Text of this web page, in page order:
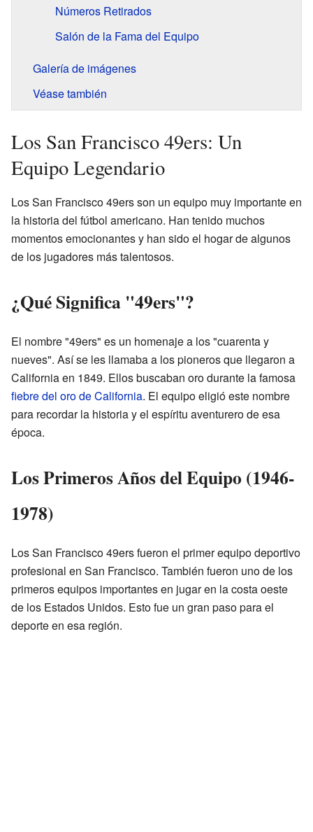
Números Retirados
Salón de la Fama del Equipo
Galería de imágenes
Véase también
Los San Francisco 49ers: Un
Equipo Legendario
Los San Francisco 49ers son un equipo muy importante en
la historia del fútbol americano. Han tenido muchos
momentos emocionantes y han sido el hogar de algunos
de los jugadores más talentosos.
¿Qué Significa "49ers"?
El nombre "49ers" es un homenaje a los "cuarenta y
nueves". Así se les llamaba a los pioneros que llegaron a
California en 1849. Ellos buscaban oro durante la famosa
fiebre del oro de California. El equipo eligió este nombre
para recordar la historia y el espíritu aventurero de esa
época.
Los Primeros Años del Equipo (1946-
1978)
Los San Francisco 49ers fueron el primer equipo deportivo
profesional en San Francisco. También fueron uno de los
primeros equipos importantes en jugar en la costa oeste
de los Estados Unidos. Esto fue un gran paso para el
deporte en esa región.